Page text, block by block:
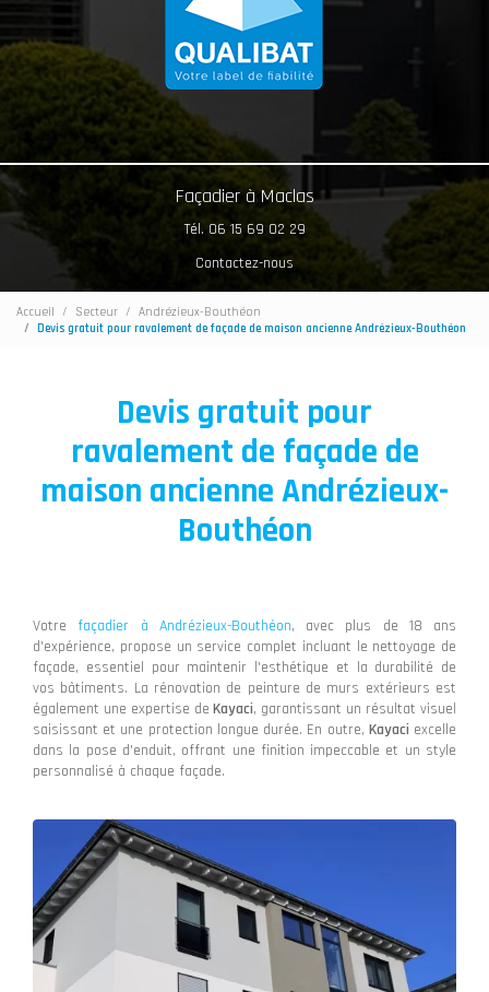
Façadier à Maclas
Tél. 06 15 69 02 29
Contactez-nous
Accueil Secteur
Andrézieux-Bouthéon
Devis gratuit pour ravalement de façade de maison ancienne Andrézieux-Bouthéon
Devis gratuit pour
ravalement de façade de
maison ancienne Andrézieux-
Bouthéon
Votre façadier à Andrézieux-Bouthéon, avec plus de 18 ans
d'expérience, propose un service complet incluant le nettoyage de
façade, essentiel pour maintenir l'esthétique et la durabilité de
vos bâtiments. La rénovation de peinture de murs extérieurs est
également une expertise de Kayaci, garantissant un résultat visuel
saisissant et une protection longue durée. En outre, Kayaci excelle
dans la pose d'enduit, offrant une finition impeccable et un style
personnalisé à chaque façade.